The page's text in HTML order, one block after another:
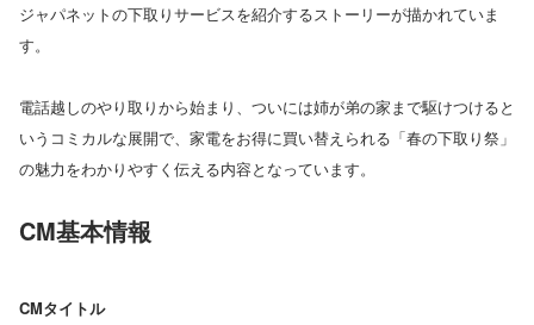
ジャパネットの下取りサービスを紹介するストーリーが描かれていま
す。
電話越しのやり取りから始まり、ついには姉が弟の家まで駆けつけると
いうコミカルな展開で、家電をお得に買い替えられる「春の下取り祭」
の魅力をわかりやすく伝える内容となっています。
CM基本情報
CMタイトル